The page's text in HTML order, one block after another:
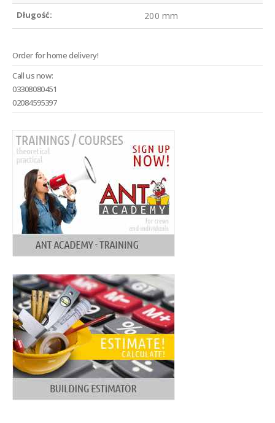
Długość: 200 mm
Order for home delivery!
Call us now:
03308080451
02084595397